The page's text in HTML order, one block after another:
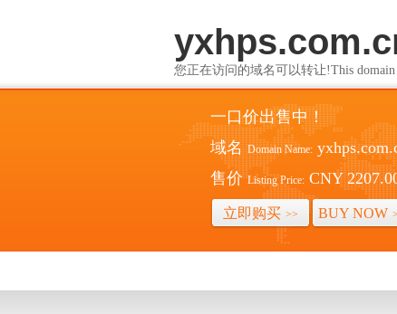
您正在访问的域名可以转让!This domain
一口价出售中！
域名 Domain Name:
售价 Listing Price: CNY
立即购买 >> BUY NOW